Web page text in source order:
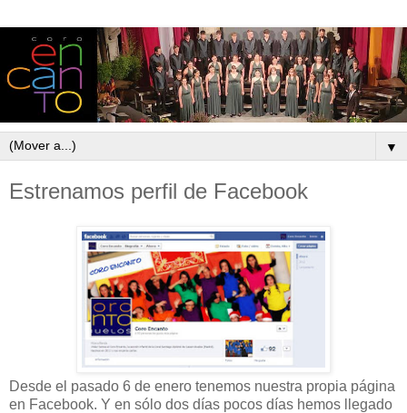
▼
Estrenamos perfil de Facebook
Desde el pasado 6 de enero tenemos nuestra propia página
en Facebook. Y en sólo dos días pocos días hemos llegado